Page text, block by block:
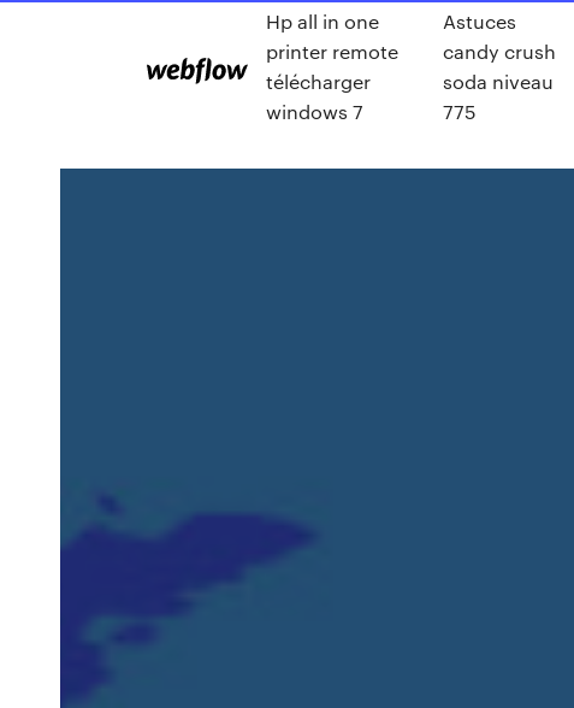
Hp all in one
printer remote
télécharger
windows 7
Astuces
candy crush
soda niveau
775